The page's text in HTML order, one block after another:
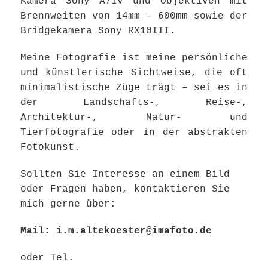
Brennweiten von 14mm – 600mm sowie der
Bridgekamera Sony RX10III.
Meine Fotografie ist meine persönliche
und künstlerische Sichtweise, die oft
minimalistische Züge trägt – sei es in
der Landschafts-, Reise-,
Architektur-, Natur- und
Tierfotografie oder in der abstrakten
Fotokunst.
Sollten Sie Interesse an einem Bild
oder Fragen haben, kontaktieren Sie
mich gerne über:
Mail: i.m.altekoester@imafoto.de
oder Tel.